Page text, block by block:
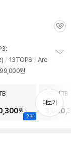
관
/ 13TOPS / Arc
원
치
기
2위
원
SSD 4TB
더보기